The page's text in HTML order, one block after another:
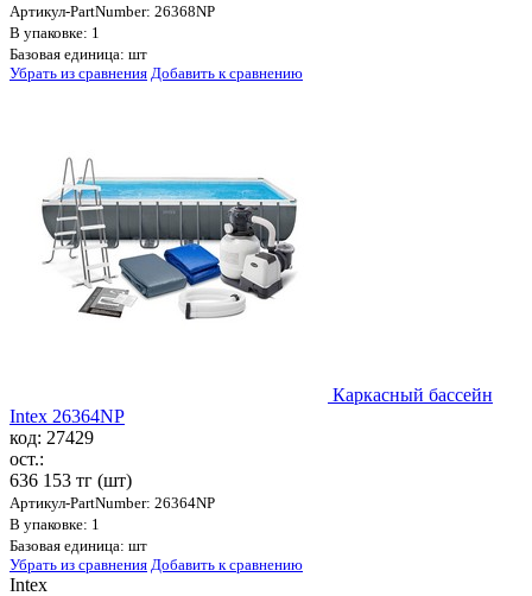
Артикул-PartNumber: 26368NP
В упаковке: 1
Базовая единица: шт
Убрать из сравнения Добавить к сравнению
Каркасный бассейн
Intex 26364NP
код: 27429
ост.:
636 153 тг (шт)
Артикул-PartNumber: 26364NP
В упаковке: 1
Базовая единица: шт
Убрать из сравнения Добавить к сравнению
Intex